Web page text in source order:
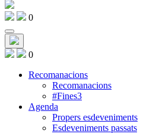
0
0
Recomanacions
Recomanacions
#Fines3
Agenda
Propers esdeveniments
Esdeveniments passats